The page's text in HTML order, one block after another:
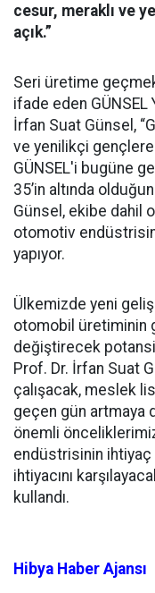
cesur, meraklı ve
açık.”
Seri üretime
ifade eden GÜNSEL
İrfan Suat Günsel,
ve yenilikçi gençlere
GÜNSEL'i bugüne
35’in altında
Günsel, ekibe dahil
otomotiv
yapıyor.
Ülkemizde yeni
otomobil üretiminin
değiştirecek
Prof. Dr. İrfan Suat
çalışacak, meslek
geçen gün artmaya
önemli
endüstrisinin
ihtiyacını
kullandı.
Hibya Haber Ajansı